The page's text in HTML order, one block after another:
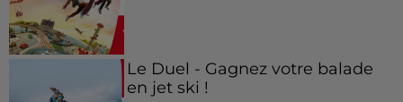
Le Duel - Gagnez votre balade
en jet ski !